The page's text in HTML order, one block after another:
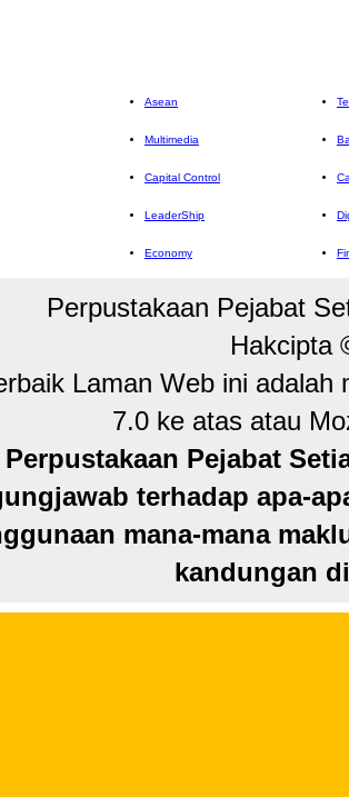
Asean
Multimedia
Capital Control
LeaderShip
Economy
Perpustakaan Pejabat
Hakcipta
Laman Web ini
7.0 ke atas atau
Pejabat
terhadap apa-
mana-mana
kandungan